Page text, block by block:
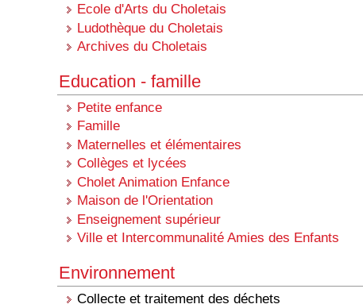
Ecole d'Arts du Choletais
Ludothèque du Choletais
Archives du Choletais
Education - famille
Petite enfance
Famille
Maternelles et élémentaires
Collèges et lycées
Cholet Animation Enfance
Maison de l'Orientation
Enseignement supérieur
Ville et Intercommunalité Amies des Enfants
Environnement
Collecte et traitement des déchets